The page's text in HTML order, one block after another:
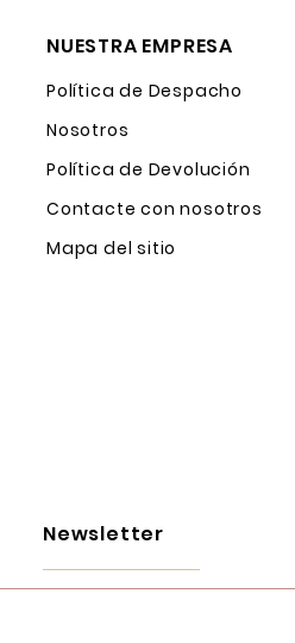
NUESTRA EMPRESA
Política de Despacho
Nosotros
Política de Devolución
Contacte con nosotros
Mapa del sitio
Newsletter